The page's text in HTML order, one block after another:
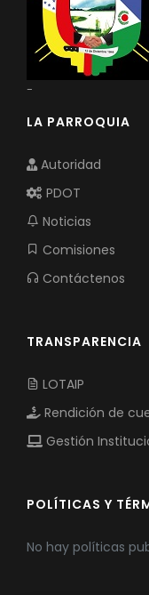
-
LA PARROQUIA
Autoridad
PDOT
Noticias
Comisiones
Contáctenos
TRANSPARENCIA
LOTAIP
Rendición de
Gestión
POLÍTICAS Y
No hay políticas